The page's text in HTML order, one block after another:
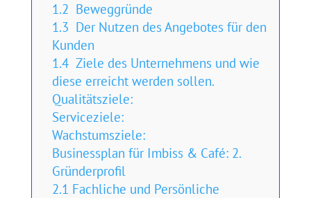
1.2 Beweggründe
1.3 Der Nutzen des Angebotes für den
Kunden
1.4 Ziele des Unternehmens und wie
diese erreicht werden sollen.
Qualitätsziele:
Serviceziele:
Wachstumsziele:
Businessplan für Imbiss & Café: 2.
Gründerprofil
2.1 Fachliche und Persönliche